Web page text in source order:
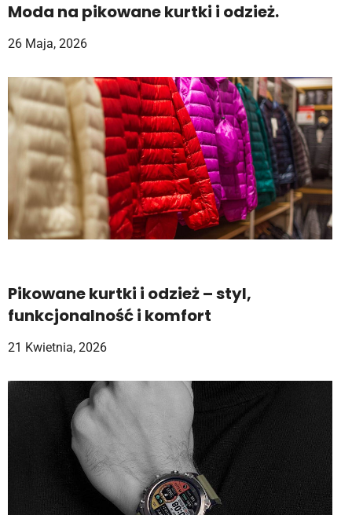
Moda na pikowane kurtki i odzież.
26 Maja, 2026
Pikowane kurtki i odzież – styl,
funkcjonalność i komfort
21 Kwietnia, 2026